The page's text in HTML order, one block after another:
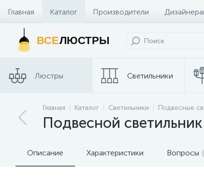
Главная Каталог Производители
Контакты и Магазины
ВСЕЛЮСТРЫ
Люстры Светильники
Споты Трековые
Главная Каталог Светильники Подвесные
Подвесной
Описание Характеристики Вопросы